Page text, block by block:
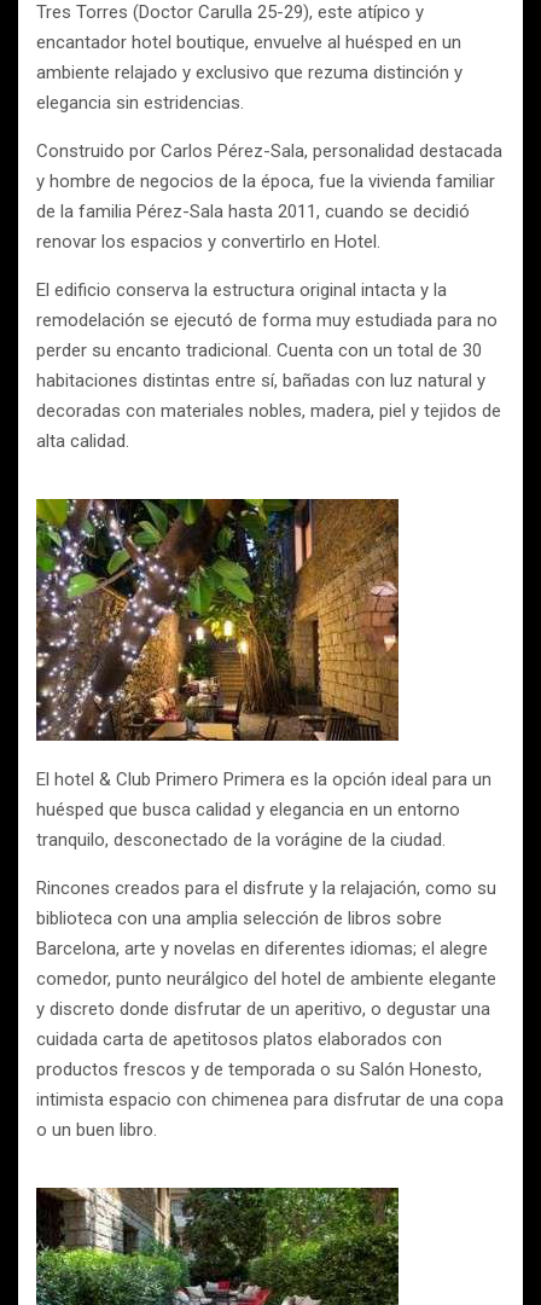
Tres Torres (Doctor Carulla 25-29), este atípico y
encantador hotel boutique, envuelve al huésped en un
ambiente relajado y exclusivo que rezuma distinción y
elegancia sin estridencias.
Construido por Carlos Pérez-Sala, personalidad destacada
y hombre de negocios de la época, fue la vivienda familiar
de la familia Pérez-Sala hasta 2011, cuando se decidió
renovar los espacios y convertirlo en Hotel.
El edificio conserva la estructura original intacta y la
remodelación se ejecutó de forma muy estudiada para no
perder su encanto tradicional. Cuenta con un total de 30
habitaciones distintas entre sí, bañadas con luz natural y
decoradas con materiales nobles, madera, piel y tejidos de
alta calidad.
El hotel & Club Primero Primera es la opción ideal para un
huésped que busca calidad y elegancia en un entorno
tranquilo, desconectado de la vorágine de la ciudad.
Rincones creados para el disfrute y la relajación, como su
biblioteca con una amplia selección de libros sobre
Barcelona, arte y novelas en diferentes idiomas; el alegre
comedor, punto neurálgico del hotel de ambiente elegante
y discreto donde disfrutar de un aperitivo, o degustar una
cuidada carta de apetitosos platos elaborados con
productos frescos y de temporada o su Salón Honesto,
intimista espacio con chimenea para disfrutar de una copa
o un buen libro.